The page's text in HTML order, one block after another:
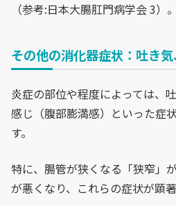
（参考:日本大腸肛門病学会 3）。
その他の消化器症状：吐き
炎症の部位や程度によっては、
感じ（腹部膨満感）といった症
す。
特に、腸管が狭くなる「狭窄」
が悪くなり、これらの症状が顕